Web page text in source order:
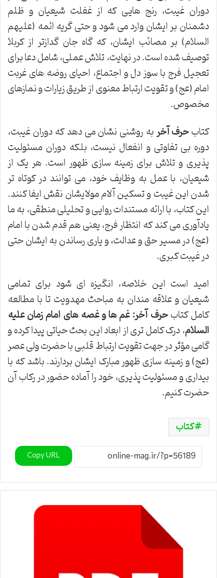
دوران غیبت، رنج هایی که از غفلت شیعیان و ظلم
دشمنان بر ایشان وارد می شود و حتی گریه ائمه (علیهم
السلام) بر مصائب ایشان، که گاه جان گدازتر از کربلا
توصیف شده است. در نهایت، تلاش عملی، شامل دعا برای
تعجیل فرج با سوز دل و اجتماع، احیای روضه های غربت
امام (عج) و تقویت ارتباط معنوی از طریق زیارات و نمازهای
مخصوص.
کتابحرف آخربه روشنی نشان می دهد که دوران غیبت،
دوره بی تفاوتی و انفعال نیست، بلکه دوران مسئولیت
پذیری و تلاش برای زمینه سازی ظهور است. هر یک از
شیعیان، با عمل به وظایف خود، می توانند در کوتاه تر
شدن این غیبت و تسکین آلام مولایشان نقش ایفا کنند.
این کتاب، با ارائه مستندات روایی و تحلیلی منطقی، به ما
یادآوری می کند که انتظار فرج، یعنی هم قدم شدن با امام
(عج) در مسیر حق و عدالت، و یاری رساندن به ایشان حتی
در غیبت کبری.
امید است این خلاصه، انگیزه ای شود برای تمامی
شیعیان و علاقه مندان به مباحث مهدویت تا با مطالعه
کامل کتابحرف آخر: غم ها و غصه های امام زمان علیه
السلام، درک کامل تری از ابعاد این بحث حیاتی پیدا کرده و
گامی مؤثر در جهت تقویت ارتباط قلبی با حضرت ولی عصر
(عج) و زمینه سازی ظهور مبارک ایشان بردارند. باشد که با
بیداری و مسئولیت پذیری، خود را آماده حضور در رکاب آن
حضرت کنیم.
کتاب
Copy URL